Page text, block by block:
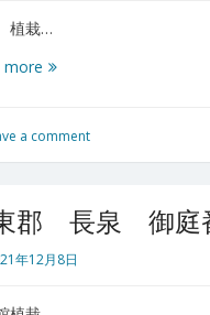
ズ
パ
２
植栽…
more 郡
庭
番
３
１
a comment
郡 長泉 御庭
年12月8日